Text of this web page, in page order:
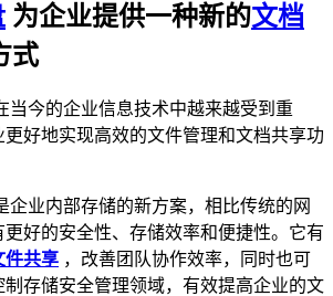
为企业提供一种新的文档
式
当今的企业信息技术中越来越受到重
好地实现高效的文件管理和文档共享功
企业内部存储的新方案，相比传统的网
好的安全性、存储效率和便捷性。它有
件共享 ，改善团队协作效率，同时也可
存储安全管理领域，有效提高企业的文